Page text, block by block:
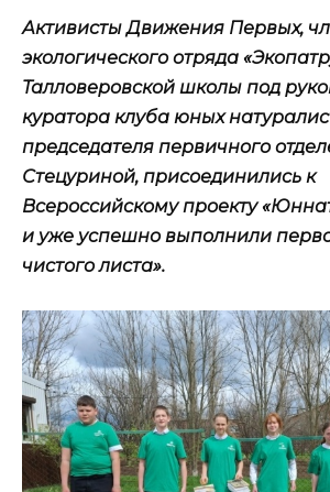
Активисты Движения Первых,
экологического отряда
Талловеровской школы под
куратора клуба юных
председателя первичного
Стецуриной, присоединились к
Всероссийскому проекту
и уже успешно выполнили
чистого листа».